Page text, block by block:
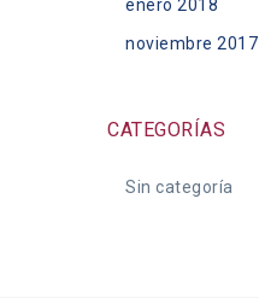
enero 2018
noviembre 2017
CATEGORÍAS
Sin categoría